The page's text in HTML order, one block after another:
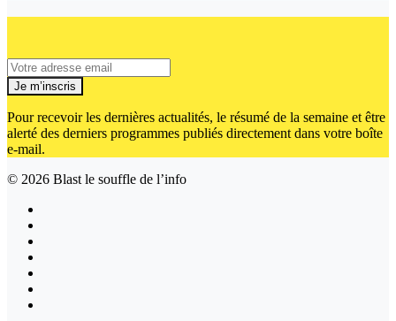
Je m’inscris
Pour recevoir les dernières actualités, le résumé de la semaine et être
alerté des derniers programmes publiés directement dans votre boîte
e-mail.
© 2026 Blast le souffle de l’info